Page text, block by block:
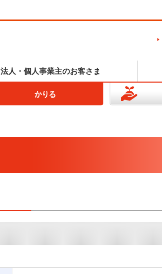
法人・個人事業主のお客さま